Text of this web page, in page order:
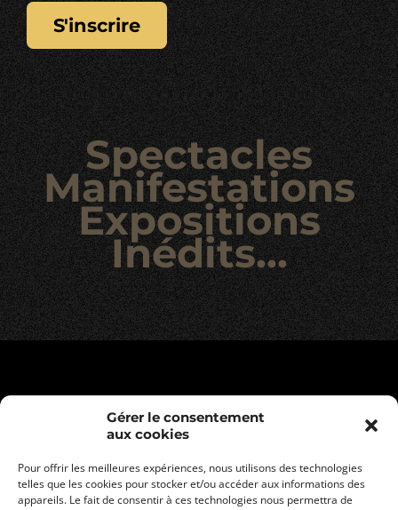
Gérer le consentement
aux cookies
Pour offrir les meilleures expériences, nous utilisons des technologies
telles que les cookies pour stocker et/ou accéder aux informations des
appareils. Le fait de consentir à ces technologies nous permettra de
s'inscrire
Spectacles
Manifestations
Expositions
Inédits...